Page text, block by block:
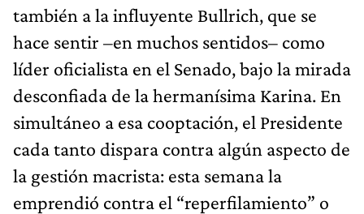
también a la influyente Bullrich, que se
hace sentir –en muchos sentidos– como
líder oficialista en el Senado, bajo la mirada
desconfiada de la hermanísima Karina. En
simultáneo a esa cooptación, el Presidente
cada tanto dispara contra algún aspecto de
la gestión macrista: esta semana la
emprendió contra el “reperfilamiento” o